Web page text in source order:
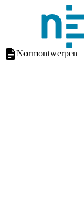
Normontwerpen